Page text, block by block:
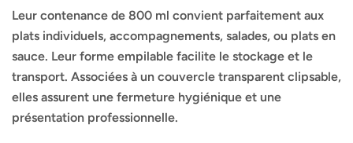
Leur contenance de 800 ml convient parfaitement aux
plats individuels, accompagnements, salades, ou plats en
sauce. Leur forme empilable facilite le stockage et le
transport. Associées à un couvercle transparent clipsable,
elles assurent une fermeture hygiénique et une
présentation professionnelle.